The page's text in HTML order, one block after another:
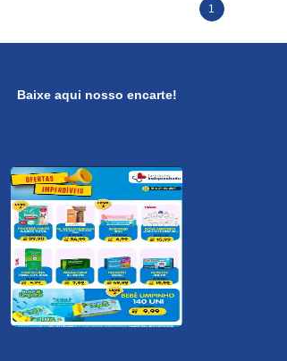
1
Baixe aqui nosso encarte!